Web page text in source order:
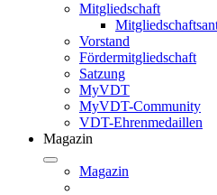
Mitgliedschaft
Vorstand
Fördermitgliedschaft
Satzung
MyVDT
MyVDT-Community
VDT-Ehrenmedaillen
Magazin
Magazin